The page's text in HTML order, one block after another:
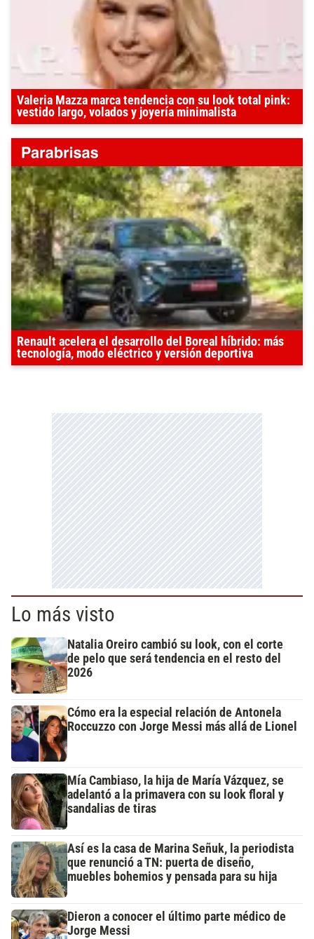
Valeria Mazza marca tendencia con su look total pink:
vestido largo, volados y joyería minimalista
Renault acelera el desarrollo del Boreal híbrido: más
tecnología, modo eléctrico y versión deportiva
Lo más visto
Natalia Oreiro cambió su look, con el corte
de pelo que será tendencia en el resto del
2026
Cómo era la especial relación de Antonela
Roccuzzo con Jorge Messi más allá de Lionel
Mía Cambiaso, la hija de María Vázquez, se
adelantó a la primavera con su look floral y
sandalias de tiras
Así es la casa de Marina Señuk, la periodista
que renunció a TN: puerta de diseño,
muebles bohemios y pensada para su hija
Dieron a conocer el último parte médico de
Jorge Messi